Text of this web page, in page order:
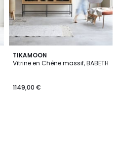
TIKAMOON
Vitrine en Chêne massif, BABETH
1149,00 €